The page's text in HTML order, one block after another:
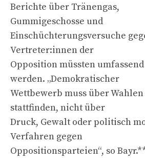
Berichte über Tränengas,
Gummigeschosse und
Einschüchterungsversuche
Vertreter:innen der
Opposition müssten
werden. „Demokratischer
Wettbewerb muss über
stattfinden, nicht über
Druck, Gewalt oder politisch
Verfahren gegen
Oppositionsparteien“, so